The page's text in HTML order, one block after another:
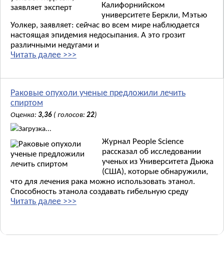
Калифорнийском
университете Беркли, Мэтью
Уолкер, заявляет: сейчас во всем мире наблюдается
настоящая эпидемия недосыпания. А это грозит
различными недугами и
Читать далее >>>
Раковые опухоли ученые предложили лечить
спиртом
Оценка: 3,36 ( голосов: 22)
Загрузка...
Журнал People Science
рассказал об исследовании
ученых из Университета Дьюка
(США), которые обнаружили,
что для лечения рака можно использовать этанол.
Способность этанола создавать гибельную среду
Читать далее >>>